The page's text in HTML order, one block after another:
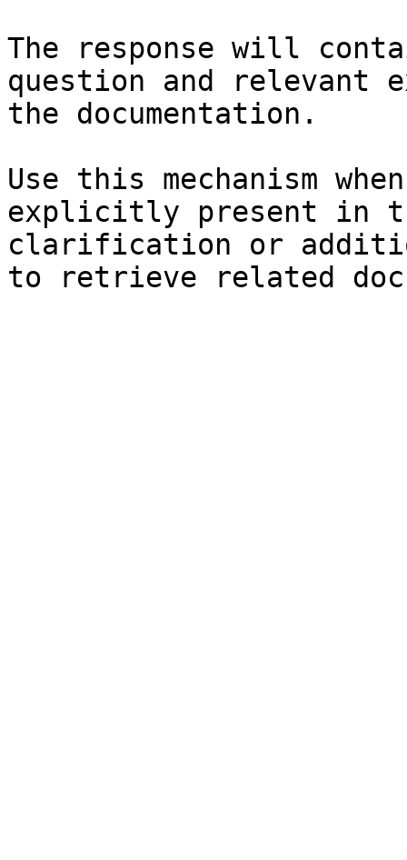
The response will
question and relevant
the documentation.
Use this mechanism
explicitly present in
clarification or